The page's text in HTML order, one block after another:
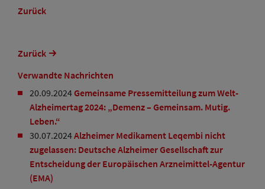
Zurück
Zurück
Verwandte Nachrichten
20.09.2024 Gemeinsame Pressemitteilung zum Welt-
Alzheimertag 2024: „Demenz – Gemeinsam. Mutig.
Leben.“
30.07.2024Alzheimer Medikament Leqembi nicht
zugelassen: Deutsche Alzheimer Gesellschaft zur
Entscheidung der Europäischen Arzneimittel-Agentur
(EMA)